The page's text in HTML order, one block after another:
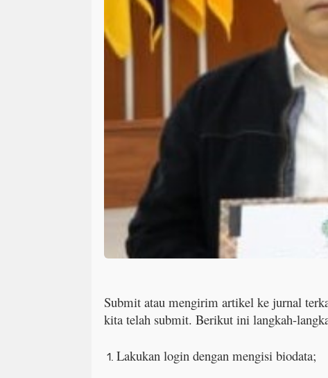
Submit atau mengirim artikel ke jurnal
kita telah submit. Berikut ini langkah-
Lakukan login dengan mengisi biodata;